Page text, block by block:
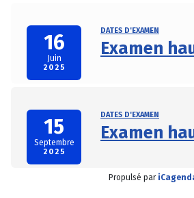
16
Juin
2025
DATES D'EXAMEN
Examen
15
Septembre
2025
DATES D'EXAMEN
Examen
Propulsé par